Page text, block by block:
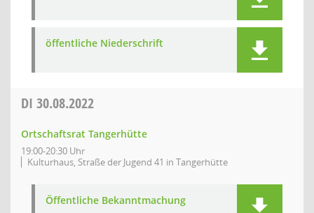
öffentliche Niederschrift
DI 30.08.2022
Ortschaftsrat Tangerhütte
19:00-20:30 Uhr
Kulturhaus, Straße der Jugend 41 in Tangerhütte
Öffentliche Bekanntmachung